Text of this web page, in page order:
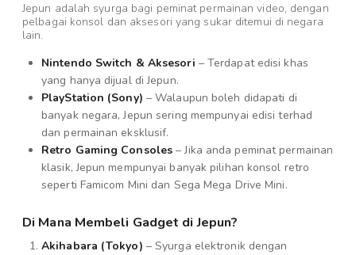
Jepun adalah syurga bagi peminat permainan video, dengan
pelbagai konsol dan aksesori yang sukar ditemui di negara
lain.
Nintendo Switch & Aksesori – Terdapat edisi khas
yang hanya dijual di Jepun.
PlayStation (Sony) – Walaupun boleh didapati di
banyak negara, Jepun sering mempunyai edisi terhad
dan permainan eksklusif.
Retro Gaming Consoles – Jika anda peminat permainan
klasik, Jepun mempunyai banyak pilihan konsol retro
seperti Famicom Mini dan Sega Mega Drive Mini.
Di Mana Membeli Gadget di Jepun?
Akihabara (Tokyo) – Syurga elektronik dengan